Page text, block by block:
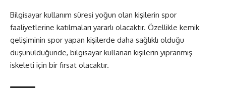
Bilgisayar kullanım süresi yoğun olan kişilerin spor
faaliyetlerine katılmaları yararlı olacaktır. Özellikle kemik
gelişiminin spor yapan kişilerde daha sağlıklı olduğu
düşünüldüğünde, bilgisayar kullanan kişilerin yıpranmış
iskeleti için bir fırsat olacaktır.